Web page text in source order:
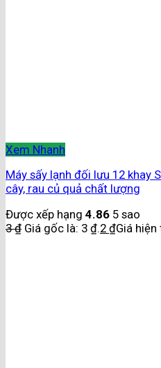
Xem Nhanh
Máy sấy lạnh đối lưu 12 khay
cây, rau củ quả chất lượng
Được xếp hạng 4.86 5 sao
3₫ Giá gốc là: 3 ₫.2 ₫Giá hiện